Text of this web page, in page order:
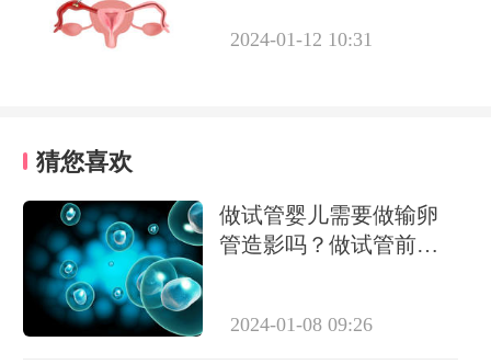
2024-01-12 10:31
猜您喜欢
做试管婴儿需要做输卵
管造影吗？做试管前必
2024-01-08 09:26